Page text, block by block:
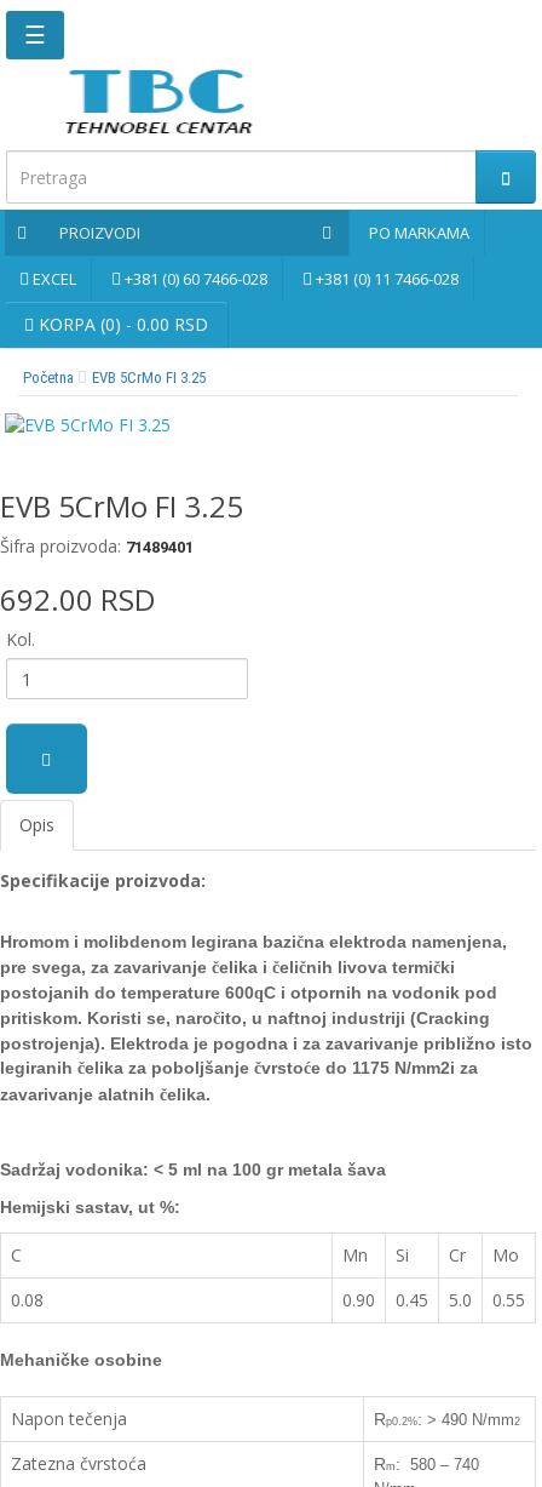
Glavna
Kontaktirajte
nas
Po
markama
PROIZVODI
Bernardo
rezne
ploče
aparati
zavarivanje
Prenosni
računari
Pribor
za
zavarivanje
Alati
radionica
☰
PROIZVODI PO MARKAMA
EXCEL +381 (0) 60 7466-028 +381 (0) 11 7466-028
KORPA (0) - 0.00 RSD
Početna EVB 5CrMo FI 3.25
EVB 5CrMo FI 3.25
Šifra proizvoda: 71489401
692.00 RSD
Kol.
Opis
Specifikacije proizvoda:
Hromom i molibdenom legirana bazična elektroda namenjena,
pre svega, za zavarivanje čelika i čeličnih livova termički
postojanih do temperature 600qC i otpornih na vodonik pod
pritiskom. Koristi se, naročito, u naftnoj industriji (Cracking
postrojenja). Elektroda je pogodna i za zavarivanje približno isto
legiranih čelika za poboljšanje čvrstoće do 1175 N/mm2i za
zavarivanje alatnih čelika.
Sadržaj vodonika: < 5 ml na 100 gr metala šava
Hemijski sastav, ut %:
C Mn Si Cr
Mo
0.08
0.90 0.45 5.0 0.55
Mehaničke osobine
Napon tečenja Rp0.2%: > 490 N/mm2
Zatezna čvrstoća Rm: 580 – 740